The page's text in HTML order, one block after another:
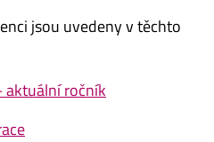
jsou uvedeny v těchto
aktuální ročník